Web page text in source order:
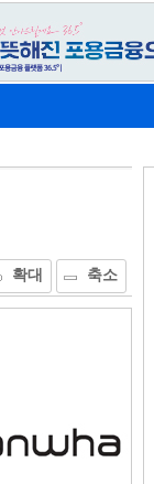
확대 축소